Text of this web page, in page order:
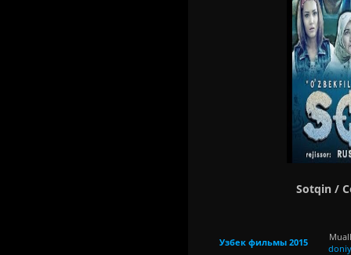
Sotqin /
Узбек фильмы 2015